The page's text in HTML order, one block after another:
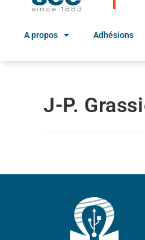
A propos Adhésions
J-P.